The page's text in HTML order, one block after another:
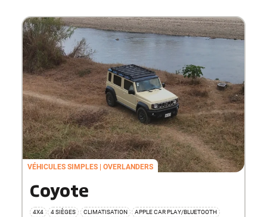
VÉHICULES SIMPLES OVERLANDERS
Coyote
4X4 4 SIÈGES CLIMATISATION
APPLE CAR PLAY/BLUETOOTH